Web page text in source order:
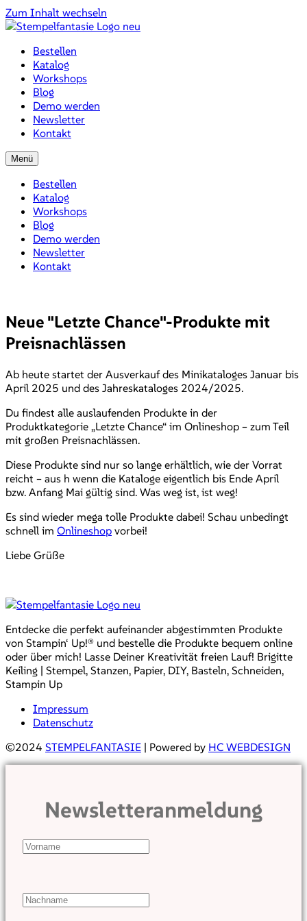
Zum Inhalt wechseln
Bestellen
Katalog
Workshops
Blog
Demo werden
Newsletter
Kontakt
Menü
Bestellen
Katalog
Workshops
Blog
Demo werden
Newsletter
Kontakt
Neue "Letzte Chance"-Produkte mit
Preisnachlässen
Ab heute startet der Ausverkauf des Minikataloges Januar bis
April 2025 und des Jahreskataloges 2024/2025.
Du findest alle auslaufenden Produkte in der
Produktkategorie „Letzte Chance“ im Onlineshop – zum Teil
mit großen Preisnachlässen.
Diese Produkte sind nur so lange erhältlich, wie der Vorrat
reicht – aus h wenn die Kataloge eigentlich bis Ende April
bzw. Anfang Mai gültig sind. Was weg ist, ist weg!
Es sind wieder mega tolle Produkte dabei! Schau unbedingt
schnell im Onlineshop vorbei!
Liebe Grüße
Entdecke die perfekt aufeinander abgestimmten Produkte
von Stampin‘ Up!® und bestelle die Produkte bequem online
oder über mich! Lasse Deiner Kreativität freien Lauf! Brigitte
Keiling | Stempel, Stanzen, Papier, DIY, Basteln, Schneiden,
Stampin Up
Impressum
Datenschutz
©2024 STEMPELFANTASIE | Powered by HC WEBDESIGN
Newsletteranmeldung